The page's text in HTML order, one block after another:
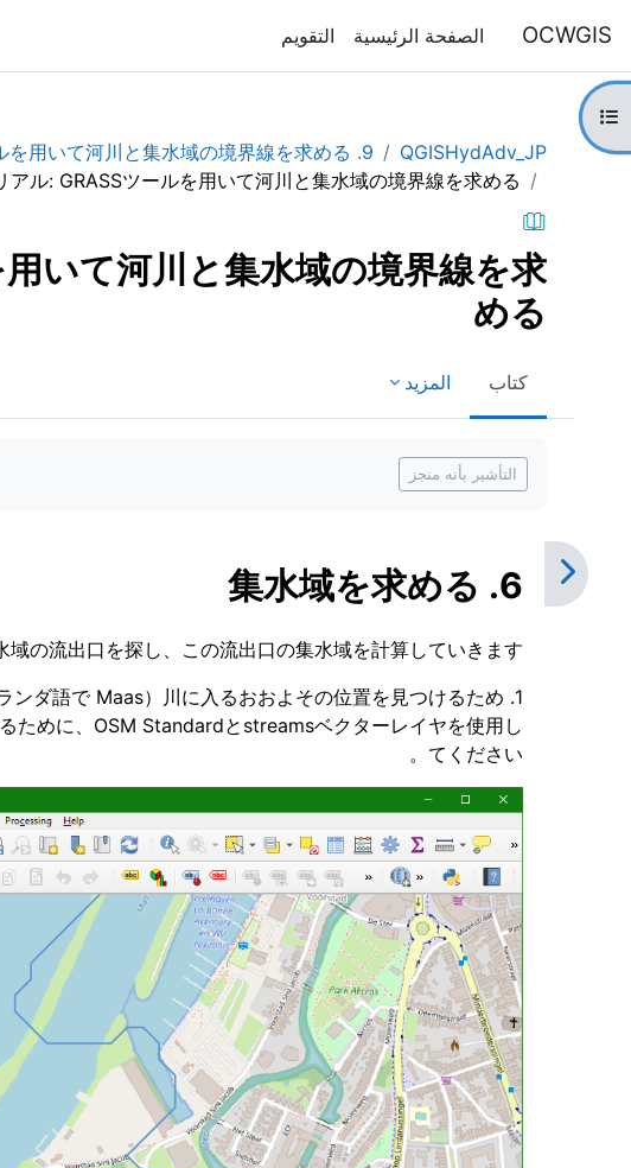
OCWGIS الصفحة الرئيسية التقويم
فتح فهرس المقرر
QGISHydAdv_JP
9. GRASSツールを用いて河川と集水域の境界線を求める
アル: GRASSツールを用いて河川と集水域の境界線を求める
いて河川と集水域の境界線を求
める
كتاب المزيد
متطلبات الإكمال
التأشير بأنه منجز
6. 集水域を求める
の流出口を探し、この流出口の集水域を計算していきます。
ンダ語で Maas）川に入るおおよその位置を見つけるため
ために、OSM Standardとstreamsベクターレイヤを使用し
てください。